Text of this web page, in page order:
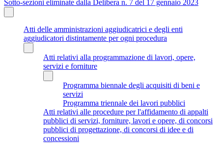
Sotto-sezioni eliminate dalla Delibera n. 7 del 17 gennaio 2023
Atti delle amministrazioni aggiudicatrici e degli enti
aggiudicatori distintamente per ogni procedura
Atti relativi alla programmazione di lavori, opere,
servizi e forniture
Programma biennale degli acquisiti di beni e
servizi
Programma triennale dei lavori pubblici
Atti relativi alle procedure per l'affidamento di appalti
pubblici di servizi, forniture, lavori e opere, di concorsi
pubblici di progettazione, di concorsi di idee e di
concessioni